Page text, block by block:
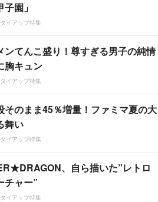
園」
イアップ特集
ンてんこ盛り！尊すぎる男子の純情
胸キュン
イアップ特集
そのまま45％増量！ファミマ夏の大
舞い
イアップ特集
、自ら描いた”レトロ
チャー”
イアップ特集